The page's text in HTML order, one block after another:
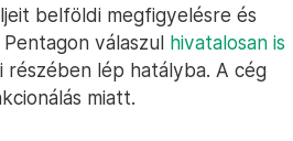
belföldi megfigyelésre és
válaszul hivatalosan is
részében lép hatályba. A cég
miatt.